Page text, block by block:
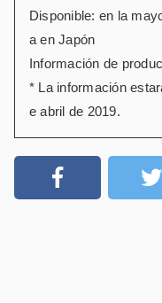
Disponible: en la
a en Japón
Información de
* La información
e abril de 2019.